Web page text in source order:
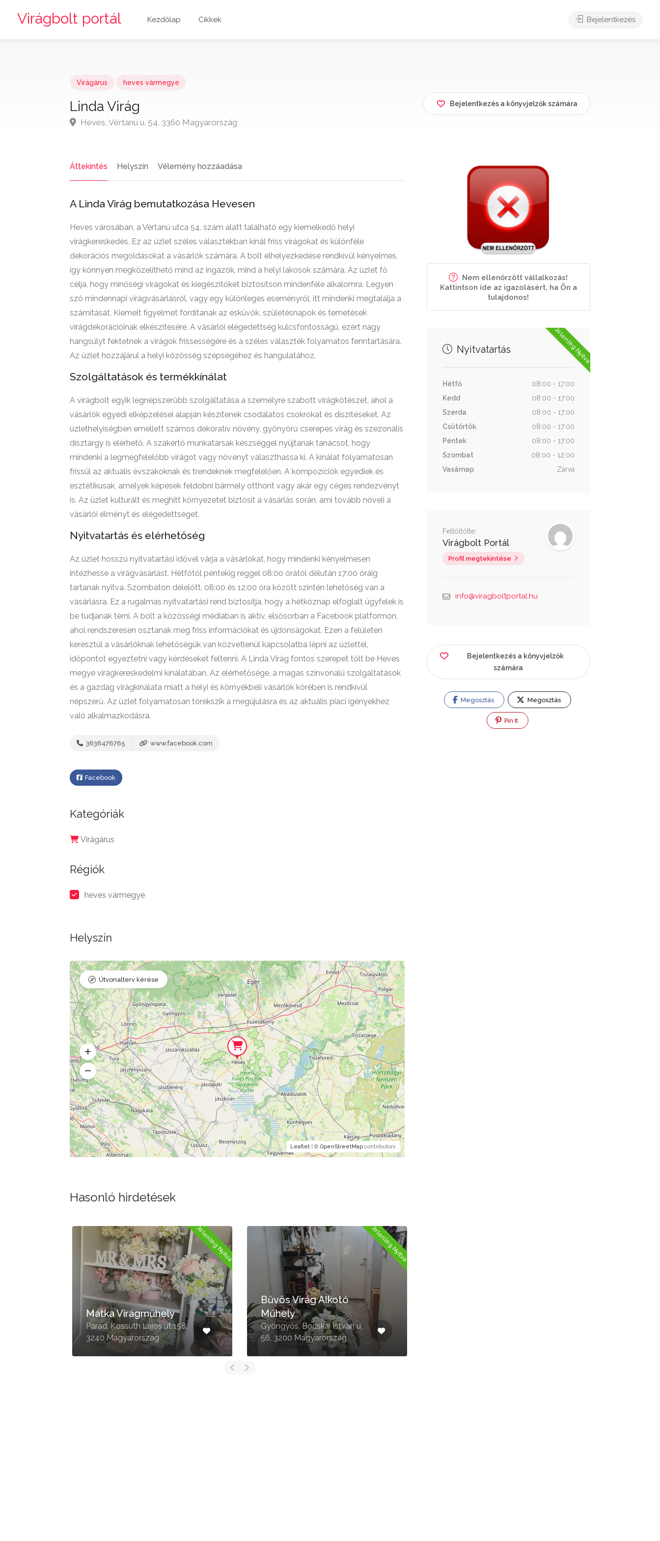
Virágbolt portál Kezdőlap Cikkek Bejelentkezés
Virágárus heves vármegye
Linda Virág
Heves, Vértanú u. 54, 3360 Magyarország
Bejelentkezés a könyvjelzők számára
Áttekintés Helyszín Vélemény hozzáadása
A Linda Virág bemutatkozása Hevesen
Heves városában, a Vértanú utca 54. szám alatt található egy kiemelkedő helyi
virágkereskedés. Ez az üzlet széles választékban kínál friss virágokat és különféle
dekorációs megoldásokat a vásárlók számára. A bolt elhelyezkedése rendkívül kényelmes,
így könnyen megközelíthető mind az ingázók, mind a helyi lakosok számára. Az üzlet fő
célja, hogy minőségi virágokat és kiegészítőket biztosítson mindenféle alkalomra. Legyen
szó mindennapi virágvásárlásról, vagy egy különleges eseményről, itt mindenki megtalálja a
számítását. Kiemelt figyelmet fordítanak az esküvők, születésnapok és temetések
virágdekorációinak elkészítésére. A vásárlói elégedettség kulcsfontosságú, ezért nagy
hangsúlyt fektetnek a virágok frissességére és a széles választék folyamatos fenntartására.
Az üzlet hozzájárul a helyi közösség szépségéhez és hangulatához.
Szolgáltatások és termékkínálat
A virágbolt egyik legnépszerűbb szolgáltatása a személyre szabott virágkötészet, ahol a
vásárlók egyedi elképzelései alapján készítenek csodálatos csokrokat és díszítéseket. Az
üzlethelyiségben emellett számos dekoratív növény, gyönyörű cserepes virág és szezonális
dísztárgy is elérhető. A szakértő munkatársak készséggel nyújtanak tanácsot, hogy
mindenki a legmegfelelőbb virágot vagy növényt választhassa ki. A kínálat folyamatosan
frissül az aktuális évszakoknak és trendeknek megfelelően. A kompozíciók egyediek és
esztétikusak, amelyek képesek feldobni bármely otthont vagy akár egy céges rendezvényt
is. Az üzlet kulturált és meghitt környezetet biztosít a vásárlás során, ami tovább növeli a
vásárlói élményt és elégedettséget.
Nyitvatartás és elérhetőség
Az üzlet hosszú nyitvatartási idővel várja a vásárlókat, hogy mindenki kényelmesen
intézhesse a virágvásárlást. Hétfőtől péntekig reggel 08:00 órától délután 17:00 óráig
tartanak nyitva. Szombaton délelőtt, 08:00 és 12:00 óra között szintén lehetőség van a
vásárlásra. Ez a rugalmas nyitvatartási rend biztosítja, hogy a hétköznap elfoglalt ügyfelek is
be tudjanak térni. A bolt a közösségi médiában is aktív, elsősorban a Facebook platformon,
ahol rendszeresen osztanak meg friss információkat és újdonságokat. Ezen a felületen
keresztül a vásárlóknak lehetőségük van közvetlenül kapcsolatba lépni az üzlettel,
időpontot egyeztetni vagy kérdéseket feltenni. A Linda Virág fontos szerepet tölt be Heves
megye virágkereskedelmi kínálatában. Az elérhetősége, a magas színvonalú szolgáltatások
és a gazdag virágkínálata miatt a helyi és környékbeli vásárlók körében is rendkívül
népszerű. Az üzlet folyamatosan törekszik a megújulásra és az aktuális piaci igényekhez
való alkalmazkodásra.
3636476765 www.facebook.com
Facebook
Kategóriák
Virágárus
Régiók
heves vármegye
Helyszín
Leaflet| © OpenStreetMapcontributors
Útvonalterv kérése
Hasonló hirdetések
Jelenleg Nyitva
Mátka Virágműhely
Parád, Kossuth Lajos út 158,
3240 Magyarország
Jelenleg Nyitva
Bűvös Virág Alkotó
Műhely
Gyöngyös, Bocskai István u.
56, 3200 Magyarország
Nem ellenőrzött vállalkozás!
Kattintson ide az igazolásért, ha Ön a
tulajdonos!
Jelenleg Nyitva
Nyitvatartás
Hétfő
08:00 - 17:00
Kedd
08:00 - 17:00
Szerda
08:00 - 17:00
Csütörtök
08:00 - 17:00
Péntek
08:00 - 17:00
Szombat
08:00 - 12:00
Vasárnap
Zárva
Feltöltötte:
Virágbolt Portál
Profil megtekintése
info@viragboltportal.hu
Bejelentkezés a könyvjelzők
számára
Megosztás Megosztás
Pin It